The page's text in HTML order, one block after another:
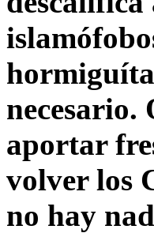
necesario.
aportar
volver los
no hay